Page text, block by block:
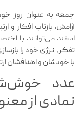
جمعه به عنوان روز
آرامش، بازتاب افکار و
اسفند می‌توانند با
تفکر، انرژی خود را
با خودشان و اهدافشان
نمادی از